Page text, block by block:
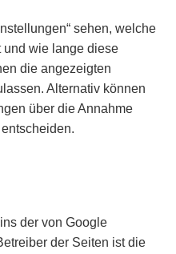
sehen, welche
und wie lange diese
die angezeigten
Alternativ können
über die Annahme
der von Google
der Seiten ist die